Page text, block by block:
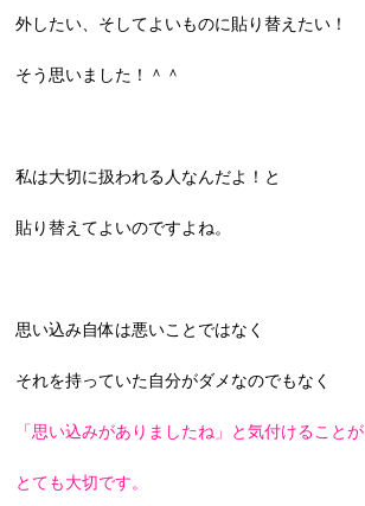
外したい、そしてよいものに貼り替えたい！
そう思いました！＾＾
私は大切に扱われる人なんだよ！と
貼り替えてよいのですよね。
思い込み自体は悪いことではなく
それを持っていた自分がダメなのでもなく
「思い込みがありましたね」と気付けることが
とても大切です。